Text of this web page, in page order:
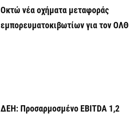
Οκτώ νέα οχήματα μεταφοράς
εμπορευματοκιβωτίων για τον ΟΛΘ
ΔΕΗ: Προσαρμοσμένο EBITDA 1,2